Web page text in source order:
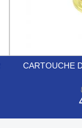
CARTOUCHE